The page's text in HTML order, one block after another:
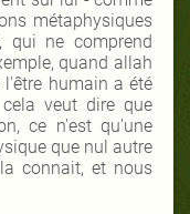
métaphysiques
qui ne comprend
quand allah
humain a été
veut dire que
ce n'est qu’une
que nul autre
connait, et nous